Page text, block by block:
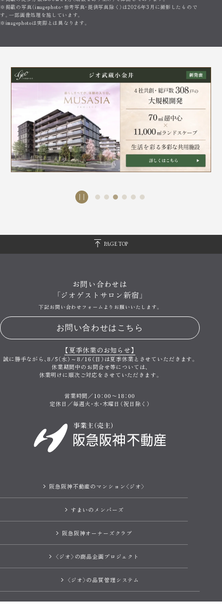
※掲載の写真（imagephoto・参考写真・提供写真除く）は2026年3月に撮影したもので
す。一部画像処理を施しています。
※imagephotoは実際とは異なります。
PAGE TOP
お問い合わせは
「ジオゲストサロン新宿」
下記お問い合わせフォームよりお願いいたします。
お問い合わせはこちら
【夏季休業のお知らせ】
誠に勝手ながら、 8/5（水）～8/16（日）は夏季休業とさせていただきます。
休業期間中のお問合せ等については、
休業明けに順次ご対応をさせていただきます。
営業時間／10：00〜18：00
定休日／毎週火・水・木曜日（祝日除く）
阪急阪神不動産のマンション〈ジオ〉
すまいのメンバーズ
阪急阪神オーナーズクラブ
〈ジオ〉の商品企画プロジェクト
〈ジオ〉の品質管理システム